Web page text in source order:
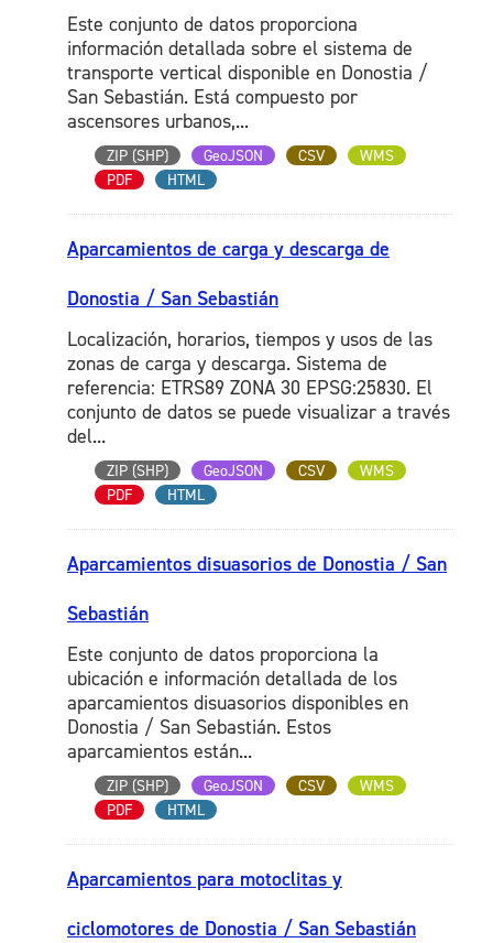
Este conjunto de datos proporciona
información detallada sobre el sistema de
transporte vertical disponible en Donostia /
San Sebastián. Está compuesto por
ascensores urbanos,...
ZIP (SHP) GeoJSON CSV
WMS
PDF
HTML
Aparcamientos de carga y descarga de
Donostia / San Sebastián
Localización, horarios, tiempos y usos de las
zonas de carga y descarga. Sistema de
referencia: ETRS89 ZONA 30 EPSG:25830. El
conjunto de datos se puede visualizar a través
del...
ZIP (SHP) GeoJSON CSV
WMS
PDF
HTML
Aparcamientos disuasorios de Donostia / San
Sebastián
Este conjunto de datos proporciona la
ubicación e información detallada de los
aparcamientos disuasorios disponibles en
Donostia / San Sebastián. Estos
aparcamientos están...
ZIP (SHP) GeoJSON CSV
WMS
PDF
HTML
Aparcamientos para motoclitas y
ciclomotores de Donostia / San Sebastián